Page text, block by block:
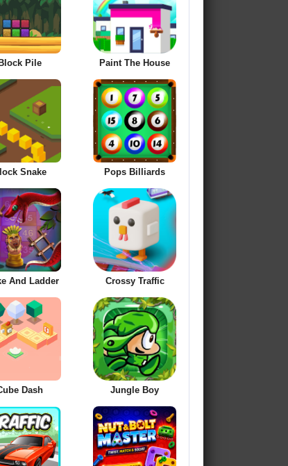
Block Pile Paint The House
Snake Pops Billiards
And Ladder Crossy Traffic
Dash Jungle Boy